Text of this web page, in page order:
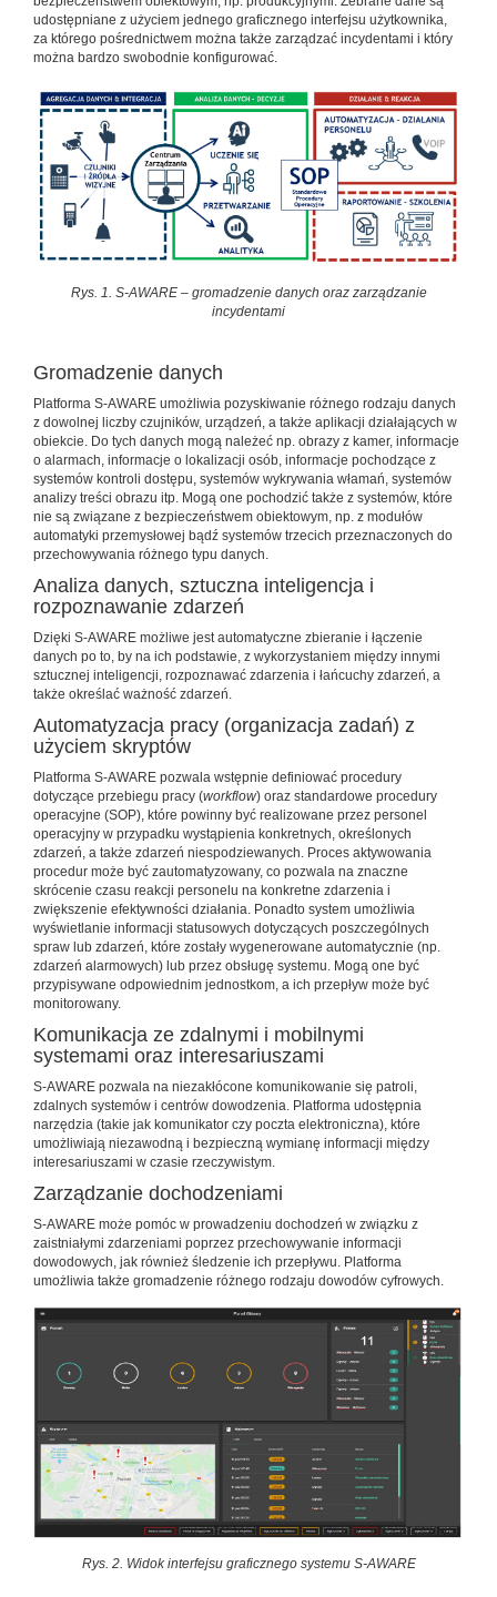
udostępniane z użyciem jednego graficznego interfejsu użytkownika,
za którego pośrednictwem można także zarządzać incydentami i który
można bardzo swobodnie konfigurować.
Rys. 1. S-AWARE – gromadzenie danych oraz zarządzanie
incydentami
Gromadzenie danych
Platforma S-AWARE umożliwia pozyskiwanie różnego rodzaju danych
z dowolnej liczby czujników, urządzeń, a także aplikacji działających w
obiekcie. Do tych danych mogą należeć np. obrazy z kamer, informacje
o alarmach, informacje o lokalizacji osób, informacje pochodzące z
systemów kontroli dostępu, systemów wykrywania włamań, systemów
analizy treści obrazu itp. Mogą one pochodzić także z systemów, które
nie są związane z bezpieczeństwem obiektowym, np. z modułów
automatyki przemysłowej bądź systemów trzecich przeznaczonych do
przechowywania różnego typu danych.
Analiza danych, sztuczna inteligencja i
rozpoznawanie zdarzeń
Dzięki S-AWARE możliwe jest automatyczne zbieranie i łączenie
danych po to, by na ich podstawie, z wykorzystaniem między innymi
sztucznej inteligencji, rozpoznawać zdarzenia i łańcuchy zdarzeń, a
także określać ważność zdarzeń.
Automatyzacja pracy (organizacja zadań) z
użyciem skryptów
Platforma S-AWARE pozwala wstępnie definiować procedury
dotyczące przebiegu pracy (workflow) oraz standardowe procedury
operacyjne (SOP), które powinny być realizowane przez personel
operacyjny w przypadku wystąpienia konkretnych, określonych
zdarzeń, a także zdarzeń niespodziewanych. Proces aktywowania
procedur może być zautomatyzowany, co pozwala na znaczne
skrócenie czasu reakcji personelu na konkretne zdarzenia i
zwiększenie efektywności działania. Ponadto system umożliwia
wyświetlanie informacji statusowych dotyczących poszczególnych
spraw lub zdarzeń, które zostały wygenerowane automatycznie (np.
zdarzeń alarmowych) lub przez obsługę systemu. Mogą one być
przypisywane odpowiednim jednostkom, a ich przepływ może być
monitorowany.
Komunikacja ze zdalnymi i mobilnymi
systemami oraz interesariuszami
S-AWARE pozwala na niezakłócone komunikowanie się patroli,
zdalnych systemów i centrów dowodzenia. Platforma udostępnia
narzędzia (takie jak komunikator czy poczta elektroniczna), które
umożliwiają niezawodną i bezpieczną wymianę informacji między
interesariuszami w czasie rzeczywistym.
Zarządzanie dochodzeniami
S-AWARE może pomóc w prowadzeniu dochodzeń w związku z
zaistniałymi zdarzeniami poprzez przechowywanie informacji
dowodowych, jak również śledzenie ich przepływu. Platforma
umożliwia także gromadzenie różnego rodzaju dowodów cyfrowych.
Rys. 2. Widok interfejsu graficznego systemu S-AWARE